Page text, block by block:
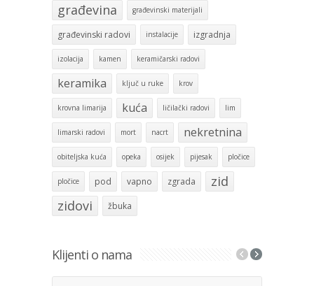
građevina građevinski materijali
građevinski radovi instalacije izgradnja
izolacija kamen keramičarski radovi
keramika ključ u ruke krov
krovna limarija kuća ličilački radovi lim
limarski radovi mort nacrt nekretnina
obiteljska kuća opeka osijek pijesak pločice
pločice pod vapno zgrada
zid
zidovi
žbuka
Klijenti o nama